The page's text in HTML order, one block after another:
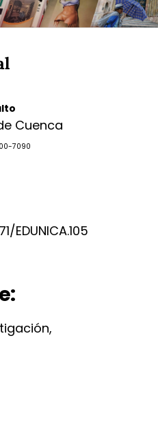
Cuenca
7090
EDUNICA.105